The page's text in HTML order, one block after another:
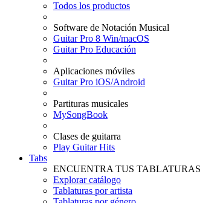
Todos los productos
Software de Notación Musical
Guitar Pro 8 Win/macOS
Guitar Pro Educación
Aplicaciones móviles
Guitar Pro iOS/Android
Partituras musicales
MySongBook
Clases de guitarra
Play Guitar Hits
Tabs
ENCUENTRA TUS TABLATURAS
Explorar catálogo
Tablaturas por artista